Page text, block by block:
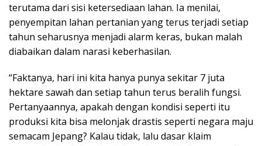
terutama dari sisi ketersediaan lahan. Ia menilai,
penyempitan lahan pertanian yang terus terjadi setiap
tahun seharusnya menjadi alarm keras, bukan malah
diabaikan dalam narasi keberhasilan.
“Faktanya, hari ini kita hanya punya sekitar 7 juta
hektare sawah dan setiap tahun terus beralih fungsi.
Pertanyaannya, apakah dengan kondisi seperti itu
produksi kita bisa melonjak drastis seperti negara maju
semacam Jepang? Kalau tidak, lalu dasar klaim